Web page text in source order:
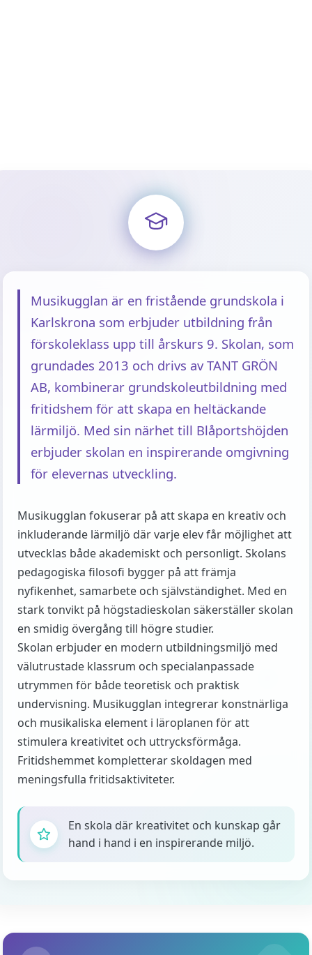
Musikugglan är en fristående grundskola i
Karlskrona som erbjuder utbildning från
förskoleklass upp till årskurs 9. Skolan, som
grundades 2013 och drivs av TANT GRÖN
AB, kombinerar grundskoleutbildning med
fritidshem för att skapa en heltäckande
lärmiljö. Med sin närhet till Blåportshöjden
erbjuder skolan en inspirerande omgivning
för elevernas utveckling.
Musikugglan fokuserar på att skapa en kreativ och
inkluderande lärmiljö där varje elev får möjlighet att
utvecklas både akademiskt och personligt. Skolans
pedagogiska filosofi bygger på att främja
nyfikenhet, samarbete och självständighet. Med en
stark tonvikt på högstadieskolan säkerställer skolan
en smidig övergång till högre studier.
Skolan erbjuder en modern utbildningsmiljö med
välutrustade klassrum och specialanpassade
utrymmen för både teoretisk och praktisk
undervisning. Musikugglan integrerar konstnärliga
och musikaliska element i läroplanen för att
stimulera kreativitet och uttrycksförmåga.
Fritidshemmet kompletterar skoldagen med
meningsfulla fritidsaktiviteter.
En skola där kreativitet och kunskap går
hand i hand i en inspirerande miljö.